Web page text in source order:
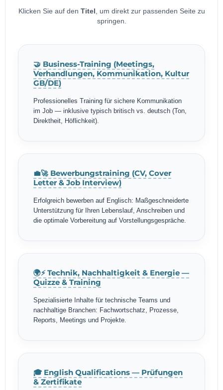
Klicken Sie auf den Titel , um direkt zur passenden Seite zu
springen.
🤝 Business-Training (Meetings,
Verhandlungen, Kommunikation, Kultur
GB/DE)
Professionelles Training für sichere Kommunikation
im Job — inklusive typisch britisch vs. deutsch (Ton,
Direktheit, Höflichkeit).
💼🚀 Bewerbungstraining (CV, Cover
Letter & Job Interview)
Erfolgreich bewerben auf Englisch: Maßgeschneiderte
Unterstützung für Ihren Lebenslauf, Anschreiben und
die optimale Vorbereitung auf Vorstellungsgespräche.
🌍⚡ Technik, Nachhaltigkeit & Energie —
Quizze & Training
Spezialisierte Inhalte für technische Teams und
nachhaltige Branchen: Fachwortschatz, Prozesse,
Reports, Meetings und Projekte.
🎓 English Qualifications — Prüfungen
& Zertifikate